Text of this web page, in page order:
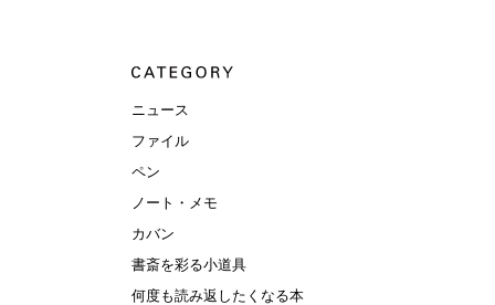
ニュース
ファイル
ペン
ノート・メモ
カバン
書斎を彩る小道具
何度も読み返したくなる本